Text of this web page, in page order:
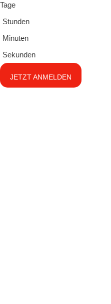
Tage
Stunden
Minuten
Sekunden
JETZT ANMELDEN